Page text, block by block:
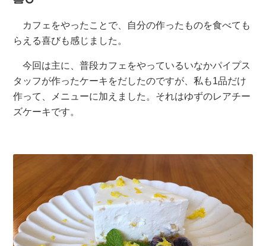
カフェをやったことで、自分の作ったものを食べても
らえる喜びも感じました。
今回は主に、普段カフェをやっているいなかパイプス
タッフが作ったケーキをだしたのですが、私も1品だけ
作って、メニューに加えました。それはゆずのレアチー
ズケーキです。